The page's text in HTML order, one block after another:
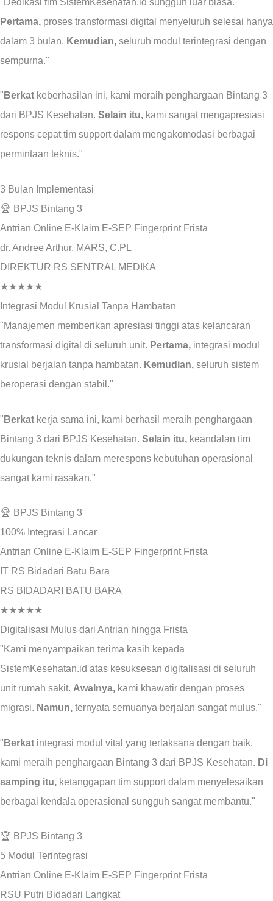
Pertama, proses transformasi digital menyeluruh selesai hanya
dalam 3 bulan. Kemudian, seluruh modul terintegrasi dengan
sempurna."
" Berkat keberhasilan ini, kami meraih penghargaan Bintang 3
dari BPJS Kesehatan. Selain itu, kami sangat mengapresiasi
respons cepat tim support dalam mengakomodasi berbagai
permintaan teknis."
3 Bulan Implementasi
🏆 BPJS Bintang 3
Antrian Online E-Klaim E-SEP Fingerprint Frista
dr. Andree Arthur, MARS, C.PL
DIREKTUR RS SENTRAL MEDIKA
★★★★★
Integrasi Modul Krusial Tanpa Hambatan
"Manajemen memberikan apresiasi tinggi atas kelancaran
transformasi digital di seluruh unit. Pertama, integrasi modul
krusial berjalan tanpa hambatan. Kemudian, seluruh sistem
beroperasi dengan stabil."
" Berkat kerja sama ini, kami berhasil meraih penghargaan
Bintang 3 dari BPJS Kesehatan. Selain itu, keandalan tim
dukungan teknis dalam merespons kebutuhan operasional
sangat kami rasakan."
🏆 BPJS Bintang 3
100% Integrasi Lancar
Antrian Online E-Klaim E-SEP Fingerprint Frista
IT RS Bidadari Batu Bara
RS BIDADARI BATU BARA
★★★★★
Digitalisasi Mulus dari Antrian hingga Frista
"Kami menyampaikan terima kasih kepada
SistemKesehatan.id atas kesuksesan digitalisasi di seluruh
unit rumah sakit. Awalnya, kami khawatir dengan proses
migrasi. Namun, ternyata semuanya berjalan sangat mulus."
" Berkat integrasi modul vital yang terlaksana dengan baik,
kami meraih penghargaan Bintang 3 dari BPJS Kesehatan. Di
samping itu, ketanggapan tim support dalam menyelesaikan
berbagai kendala operasional sungguh sangat membantu."
🏆 BPJS Bintang 3
5 Modul Terintegrasi
Antrian Online E-Klaim E-SEP Fingerprint Frista
RSU Putri Bidadari Langkat